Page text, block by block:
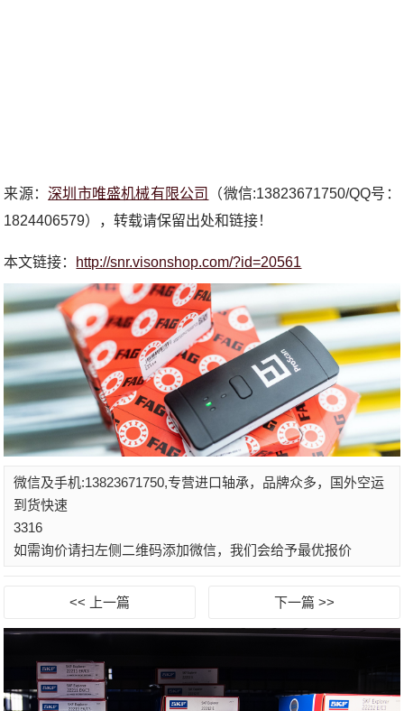
来源：深圳市唯盛机械有限公司
（微信:13823671750/QQ号：
1824406579），转载请保留出处和链接！
本文链接： http://snr.visonshop.com/?id=20561
微信及手机:13823671750,专营进口轴承，品牌众多，国外空运
到货快速
3316
如需询价请扫左侧二维码添加微信，我们会给予最优报价
<< 上一篇 下一篇 >>